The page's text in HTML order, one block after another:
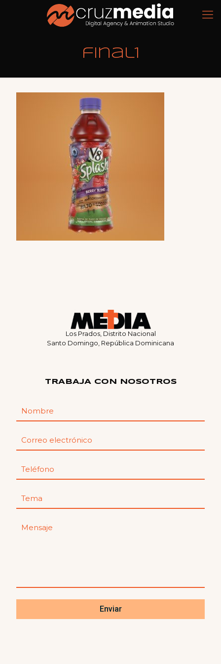
final1
Los Prados, Distrito Nacional
Santo Domingo, República Dominicana
TRABAJA CON NOSOTROS